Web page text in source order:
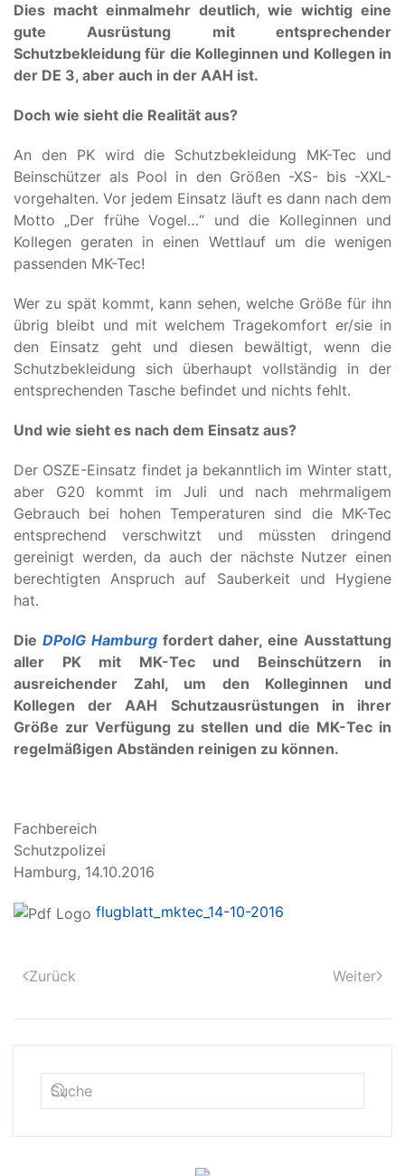
Dies macht einmalmehr deutlich, wie wichtig eine
gute Ausrüstung mit entsprechender
Schutzbekleidung für die Kolleginnen und Kollegen in
der DE 3, aber auch in der AAH ist.
Doch wie sieht die Realität aus?
An den PK wird die Schutzbekleidung MK-Tec und
Beinschützer als Pool in den Größen -XS- bis -XXL-
vorgehalten. Vor jedem Einsatz läuft es dann nach dem
Motto „Der frühe Vogel…“ und die Kolleginnen und
Kollegen geraten in einen Wettlauf um die wenigen
passenden MK-Tec!
Wer zu spät kommt, kann sehen, welche Größe für ihn
übrig bleibt und mit welchem Tragekomfort er/sie in
den Einsatz geht und diesen bewältigt, wenn die
Schutzbekleidung sich überhaupt vollständig in der
entsprechenden Tasche befindet und nichts fehlt.
Und wie sieht es nach dem Einsatz aus?
Der OSZE-Einsatz findet ja bekanntlich im Winter statt,
aber G20 kommt im Juli und nach mehrmaligem
Gebrauch bei hohen Temperaturen sind die MK-Tec
entsprechend verschwitzt und müssten dringend
gereinigt werden, da auch der nächste Nutzer einen
berechtigten Anspruch auf Sauberkeit und Hygiene
hat.
Die DPolG Hamburgfordert daher, eine Ausstattung
aller PK mit MK-Tec und Beinschützern in
ausreichender Zahl, um den Kolleginnen und
Kollegen der AAH Schutzausrüstungen in ihrer
Größe zur Verfügung zu stellen und die MK-Tec in
regelmäßigen Abständen reinigen zu können.
Fachbereich
Hamburg, 14.10.2016
flugblatt_mktec_14-10-2016
Zurück Weiter